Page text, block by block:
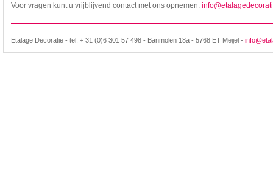
Voor vragen kunt u vrijblijvend contact met ons opnemen:
Etalage Decoratie - tel. + 31 (0)6 301 57 498 - Banmolen 18a - 5768 ET Meijel -